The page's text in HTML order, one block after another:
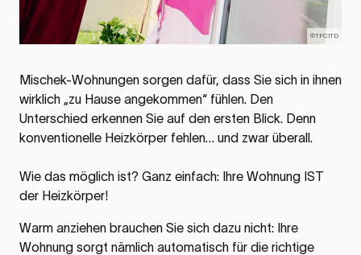
Mischek-Wohnungen sorgen dafür, dass Sie sich in ihnen
wirklich „zu Hause angekommen“ fühlen. Den
Unterschied erkennen Sie auf den ersten Blick. Denn
konventionelle Heizkörper fehlen… und zwar überall.
Wie das möglich ist? Ganz einfach: Ihre Wohnung IST
der Heizkörper!
Warm anziehen brauchen Sie sich dazu nicht: Ihre
Wohnung sorgt nämlich automatisch für die richtige
©TFCITD